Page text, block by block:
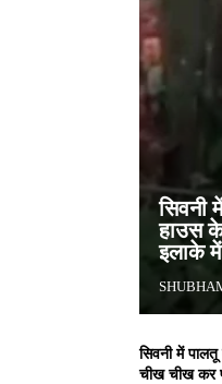
सिवनी
हाउस
इलाके
सिवनी में
चीख चीख कर